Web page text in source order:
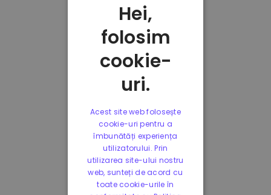
Hei,
folosim
cookie-
uri.
Acest site web folosește
cookie-uri pentru a
îmbunătăți experiența
utilizatorului. Prin
utilizarea site-ului nostru
web, sunteți de acord cu
toate cookie-urile în